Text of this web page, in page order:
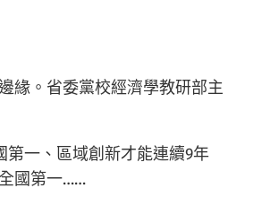
緣。省委黨校經濟學教研部主
一、區域創新才能連續9年
國第一……